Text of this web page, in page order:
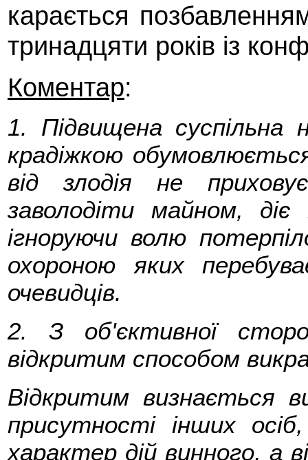
карається
тринадцяти років із
Коментар:
1. Підвищена суспільна
крадіжкою
від злодія не
заволодіти майном, діє
ігноруючи волю
охороною яких
очевидців.
2. З об'єктивної
відкритим способом
Відкритим визнається
присутності інших
характер дій винного, а